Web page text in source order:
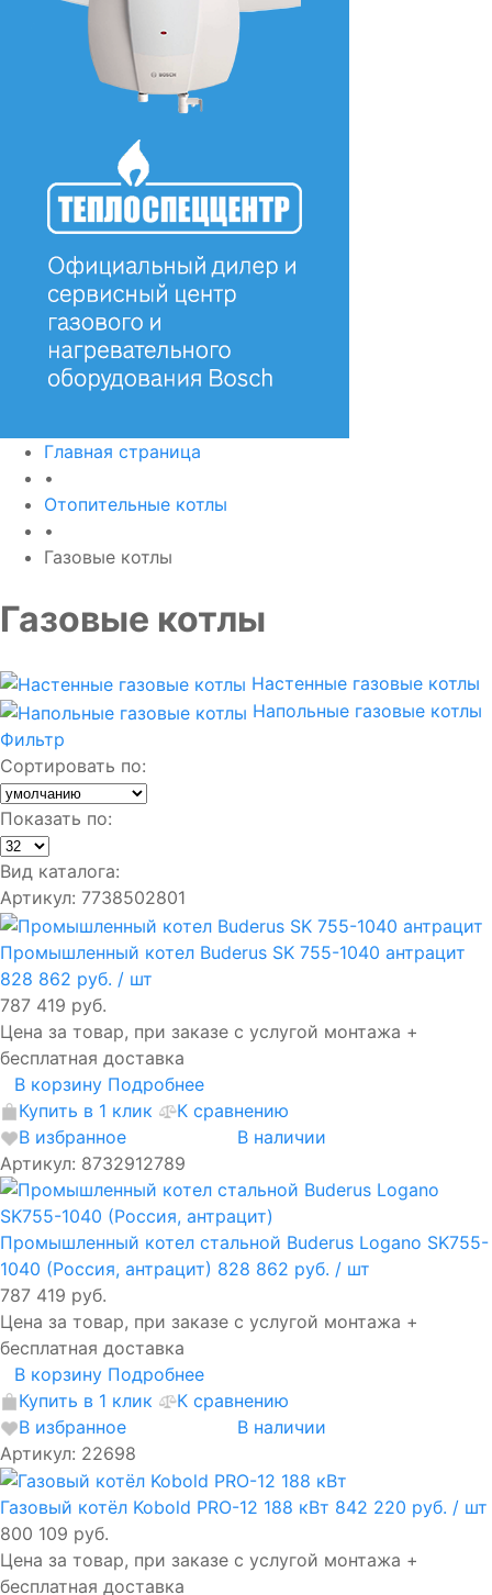
Главная страница
•
Отопительные котлы
•
Газовые котлы
Газовые котлы
Настенные газовые котлы
Напольные газовые котлы
Фильтр
Сортировать по:
Показать по:
Вид каталога:
Артикул: 7738502801
Промышленный котел Buderus SK 755-1040 антрацит
828 862 руб. / шт
787 419 руб.
Цена за товар, при заказе с услугой монтажа +
бесплатная доставка
В корзину Подробнее
Купить в 1 клик
К сравнению
В избранное
В наличии
Артикул: 8732912789
Промышленный котел стальной Buderus Logano SK755-
1040 (Россия, антрацит) 828 862 руб. / шт
787 419 руб.
Цена за товар, при заказе с услугой монтажа +
бесплатная доставка
В корзину Подробнее
Купить в 1 клик
К сравнению
В избранное
В наличии
Артикул: 22698
Газовый котёл Kobold PRO-12 188 кВт 842 220 руб. / шт
800 109 руб.
Цена за товар, при заказе с услугой монтажа +
бесплатная доставка